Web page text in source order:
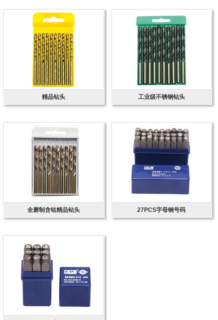
精品钻头 工业级不锈钢钻头
全磨制含钴精品钻头 27PCS字母钢号码